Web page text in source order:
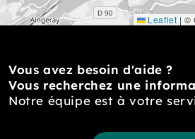
Leaflet | ©
Vous avez besoin d'aide ?
Vous recherchez une
Notre équipe est à votre